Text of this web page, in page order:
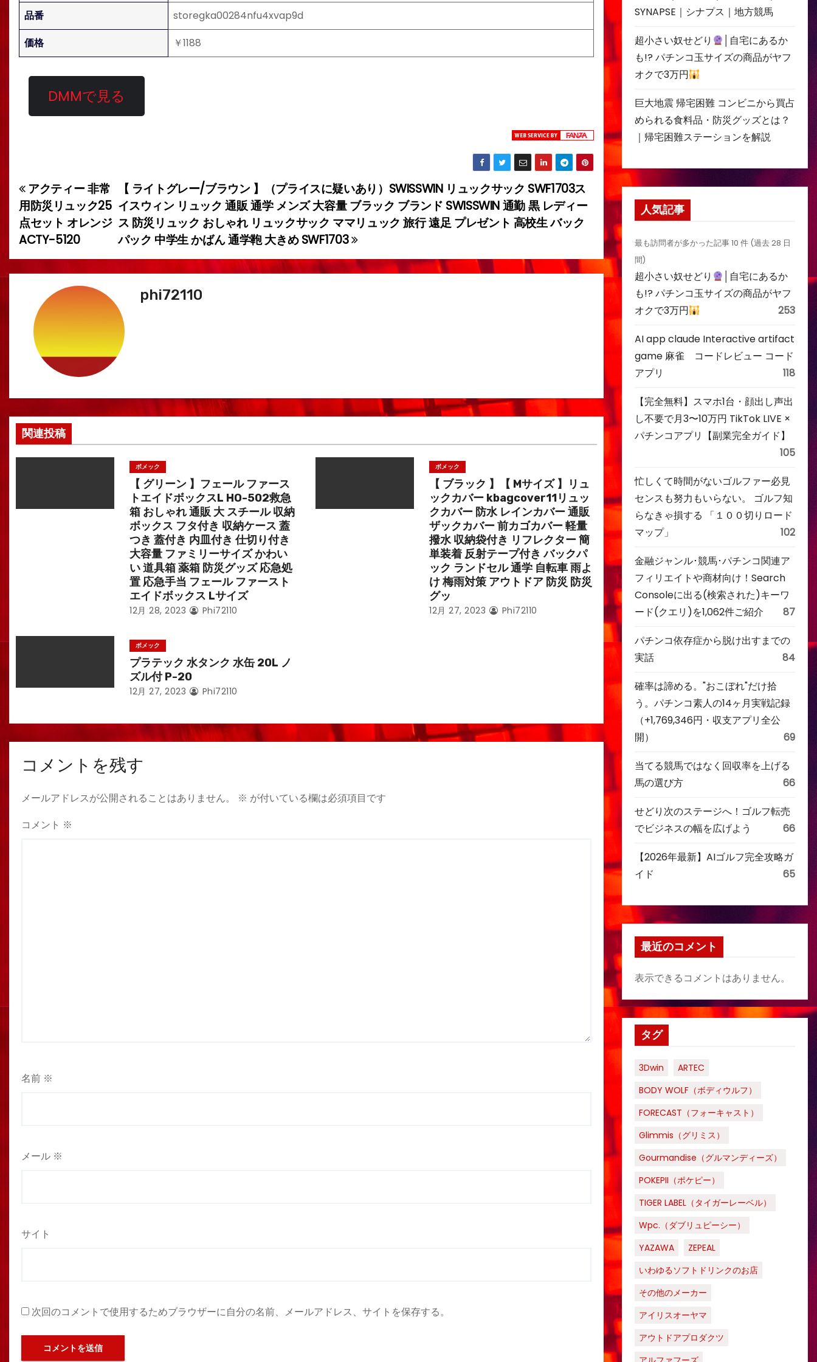
品番
storegka00284nfu4xvap9d
価格
￥1188
DMMで見る
投
稿
ナ
ビ
ー
シ
ン
【 ライトグレー/ブラウン 】（プライスに疑いあり）SWISSWIN リュックサック SWF1703ス
イスウィン リュック 通販 通学 メンズ 大容量 ブラック ブランド SWISSWIN 通勤 黒 レディー
ス 防災リュック おしゃれ リュックサック ママリュック 旅行 遠足 プレゼント 高校生 バック
パック 中学生 かばん 通学鞄 大きめ SWF1703
アクティー 非常
用防災リュック25
点セット オレンジ
ACTY-5120
phi72110
関連投稿
ボメック
【 グリーン 】フェール ファース
トエイドボックスL HO-502救急
箱 おしゃれ 通販 大 スチール 収納
ボックス フタ付き 収納ケース 蓋
つき 蓋付き 内皿付き 仕切り付き
大容量 ファミリーサイズ かわい
い 道具箱 薬箱 防災グッズ 応急処
置 応急手当 フェール ファースト
エイドボックス Lサイズ
12月 28, 2023 Phi72110
ボメック
【 ブラック 】【 Mサイズ 】リュ
ックカバー kbagcover11リュッ
クカバー 防水 レインカバー 通販
ザックカバー 前カゴカバー 軽量
撥水 収納袋付き リフレクター 簡
単装着 反射テープ付き バックパ
ック ランドセル 通学 自転車 雨よ
け 梅雨対策 アウトドア 防災 防災
グッ
12月 27, 2023 Phi72110
ボメック
プラテック 水タンク 水缶 20L ノ
ズル付 P-20
12月 27, 2023 Phi72110
コメントを残す
メールアドレスが公開されることはありません。 ※ が付いている欄は必須項目です
コメント ※
名前 ※
メール ※
サイト
次回のコメントで使用するためブラウザーに自分の名前、メールアドレス、サイトを保存する。
SYNAPSE｜シナプス｜地方競馬
超小さい奴せどり
│自宅にあるか
も!? パチンコ玉サイズの商品がヤフ
オクで3万円
巨大地震 帰宅困難 コンビニから買占
められる食料品・防災グッズとは？
｜帰宅困難ステーションを解説
人気記事
最も訪問者が多かった記事 10 件 (過去 28 日
間)
超小さい奴せどり
│自宅にあるか
も!? パチンコ玉サイズの商品がヤフ
オクで3万円
253
AI app claude Interactive artifact
game 麻雀 コードレビュー コード
アプリ
118
【完全無料】スマホ1台・顔出し声出
し不要で月3〜10万円 TikTok LIVE ×
パチンコアプリ【副業完全ガイド】
105
忙しくて時間がないゴルファー必見
センスも努力もいらない。 ゴルフ知
らなきゃ損する 「１００切りロード
マップ」
102
金融ジャンル･競馬･パチンコ関連ア
フィリエイトや商材向け！Search
Consoleに出る(検索された)キーワ
ード(クエリ)を1,062件ご紹介
87
パチンコ依存症から脱け出すまでの
実話
84
確率は諦める。"おこぼれ"だけ拾
う。パチンコ素人の14ヶ月実戦記録
（+1,769,346円・収支アプリ全公
開）
69
当てる競馬ではなく回収率を上げる
馬の選び方
66
せどり次のステージへ！ゴルフ転売
でビジネスの幅を広げよう
66
【2026年最新】AIゴルフ完全攻略ガ
イド
65
最近のコメント
表示できるコメントはありません。
タグ
3Dwin
ARTEC
BODY WOLF（ボディウルフ）
FORECAST（フォーキャスト）
Glimmis（グリミス）
Gourmandise（グルマンディーズ）
POKEPII（ポケピー）
TIGER LABEL（タイガーレーベル）
Wpc.（ダブリュピーシー）
YAZAWA
ZEPEAL
いわゆるソフトドリンクのお店
その他のメーカー
アイリスオーヤマ
アウトドアプロダクツ